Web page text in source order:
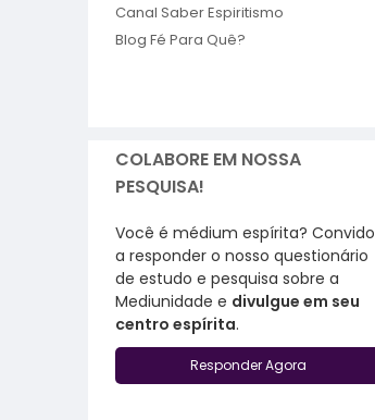
Canal Saber Espiritismo
Blog Fé Para Quê?
COLABORE EM NOSSA
PESQUISA!
Você é médium espírita? Convido
a responder o nosso questionário
de estudo e pesquisa sobre a
Mediunidade e divulgue em seu
centro espírita.
Responder Agora